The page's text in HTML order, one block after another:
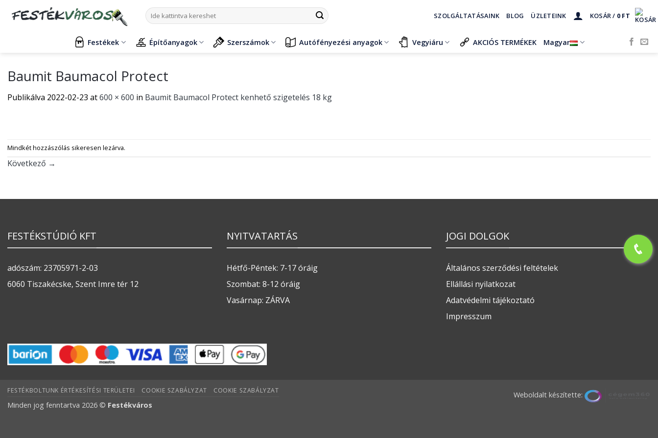
Keresés
a
SZOLGÁLTATÁSAINK BLOG ÜZLETEINK KOSÁR / 0 FT
Festékek Építőanyagok Szerszámok Autófényezési anyagok Vegyiáru AKCIÓS TERMÉKEK Magyar
Baumit Baumacol Protect
Publikálva 2022-02-23 at600 × 600 in Baumit Baumacol Protect kenhető szigetelés 18 kg
Mindkét hozzászólás sikeresen lezárva.
Következő →
FESTÉKSTÚDIÓ KFT
adószám: 23705971-2-03
6060 Tiszakécske, Szent Imre tér 12
NYITVATARTÁS
Hétfő-Péntek: 7-17 óráig
Szombat: 8-12 óráig
Vasárnap: ZÁRVA
JOGI DOLGOK
Általános szerződési feltételek
Ellállási nyilatkozat
Adatvédelmi tájékoztató
Impresszum
Weboldalt készítette:
FESTÉKBOLTUNK ÉRTÉKESÍTÉSI TERÜLETEI COOKIE SZABÁLYZAT COOKIE SZABÁLYZAT
Minden jog fenntartva 2026 © Festékváros